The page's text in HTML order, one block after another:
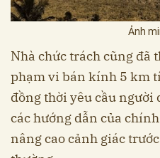
Ảnh
Nhà chức trách cũng đã
phạm vi bán kính 5 km
đồng thời yêu cầu
các hướng dẫn của
nâng cao cảnh giác